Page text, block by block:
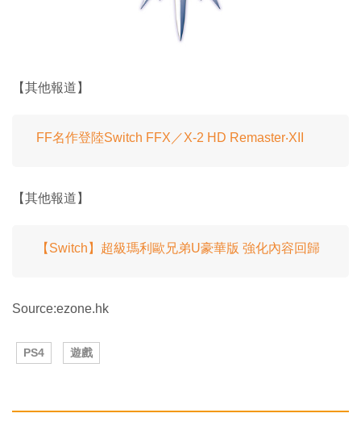
【其他報道】
FF名作登陸Switch FFX／X-2 HD Remaster‧XII
【其他報道】
【Switch】超級瑪利歐兄弟U豪華版 強化內容回歸
Source:ezone.hk
PS4 遊戲